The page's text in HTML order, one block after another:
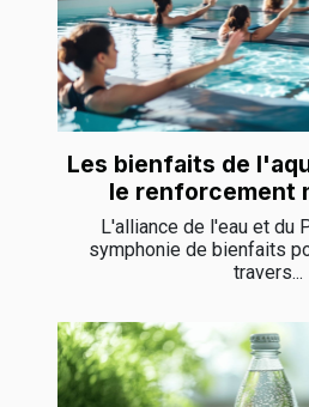
Les bienfaits de
le renforcement
L'alliance de l'eau et du
symphonie de bienfaits
travers...